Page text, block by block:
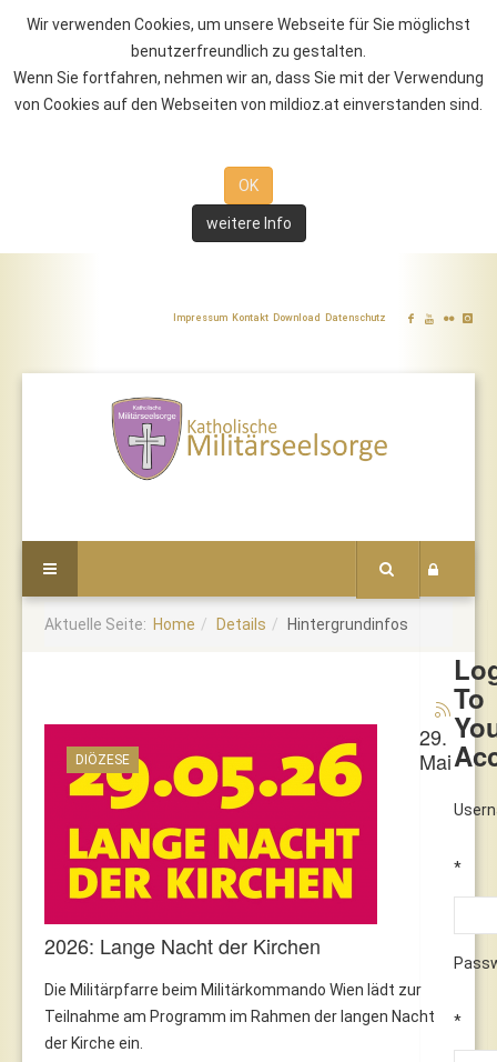
Wir verwenden Cookies, um unsere Webseite für Sie möglichst
benutzerfreundlich zu gestalten.
Wenn Sie fortfahren, nehmen wir an, dass Sie mit der Verwendung
von Cookies auf den Webseiten von mildioz.at einverstanden sind.
OK
weitere Info
Impressum Kontakt Download Datenschutz
To
*
*
Aktuelle Seite: Home Details Hintergrundinfos
DIÖZESE
29.
Mai
2026: Lange Nacht der Kirchen
Die Militärpfarre beim Militärkommando Wien lädt zur
Teilnahme am Programm im Rahmen der langen Nacht
der Kirche ein.